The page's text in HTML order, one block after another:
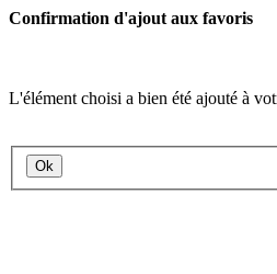
Confirmation d'ajout aux favoris
L'élément choisi a bien été ajouté à